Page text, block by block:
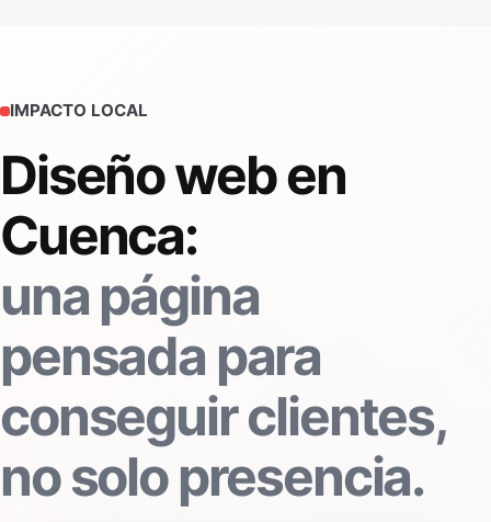
IMPACTO LOCAL
Diseño web en
Cuenca:
una página
pensada para
conseguir clientes,
no solo presencia.